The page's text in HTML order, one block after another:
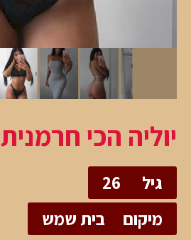
יוליה הכי חרמנית
גיל
26
מיקום
בית שמש